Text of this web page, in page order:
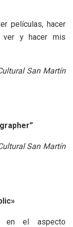
películas, hacer
ver y hacer mis
San Martín
San Martín
en el aspecto